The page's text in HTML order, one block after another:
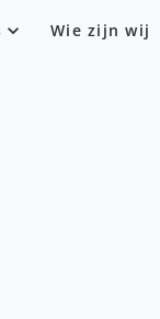
Wie zijn wij